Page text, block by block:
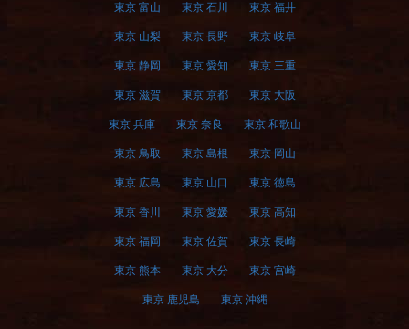
東京 富山 東京 石川 東京 福井
東京 山梨 東京 長野 東京 岐阜
東京 静岡 東京 愛知 東京 三重
東京 滋賀 東京 京都 東京 大阪
東京 兵庫 東京 奈良 東京 和歌山
東京 鳥取 東京 島根 東京 岡山
東京 広島 東京 山口 東京 徳島
東京 香川 東京 愛媛 東京 高知
東京 福岡 東京 佐賀 東京 長崎
東京 熊本 東京 大分 東京 宮崎
東京 鹿児島 東京 沖縄